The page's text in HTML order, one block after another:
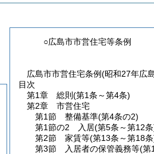
○広島市市営住宅等条例
広島市市営住宅条例(昭和27年広
目次
第1章
総則 (第1条～第4条)
第2章
市営住宅
第1節
整備基準(第4条の2)
第1節の2
入居(第5条～第12
第2節
家賃等(第13条～第18
第3節
入居者の保管義務等(第